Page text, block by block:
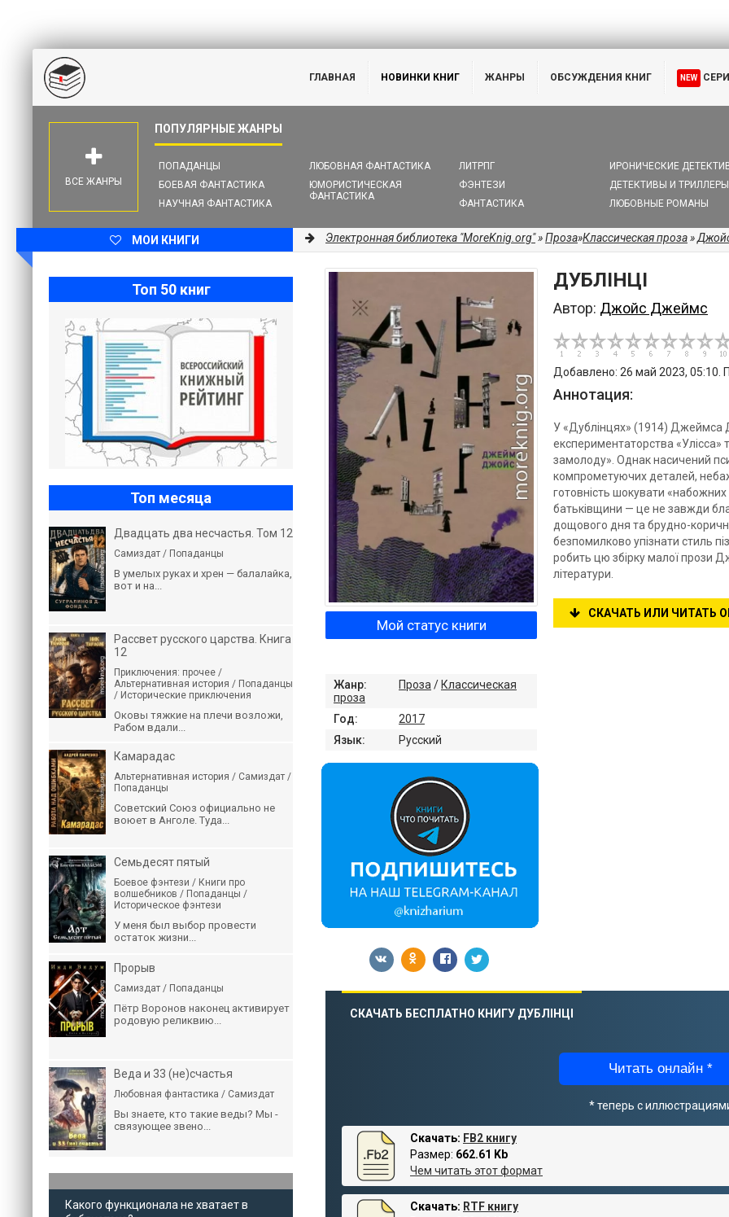
ГЛАВНАЯ НОВИНКИ КНИГ ЖАНРЫ ОБСУЖДЕНИЯ КНИГ NEW
ПОПАДАНЦЫ
БОЕВАЯ ФАНТАСТИКА
НАУЧНАЯ ФАНТАСТИКА
ЛЮБОВНАЯ ФАНТАСТИКА
ЮМОРИСТИЧЕСКАЯ
ФАНТАСТИКА
ЛИТРПГ
ФЭНТЕЗИ
ФАНТАСТИКА
ИРОНИЧЕСКИЕ
ДЕТЕКТИВЫ И ТРИЛЛЕРЫ
ЛЮБОВНЫЕ РОМАНЫ
ВСЕ ЖАНРЫ
МОИ КНИГИ Электронная библиотека "MoreKnig.org"»Проза»Классическая проза»
ДУБЛІНЦІ
Автор: Джойс Джеймс
Добавлено: 26 май 2023, 05:10.
Аннотация:
У «Дублінцях» (1914) Джеймса
експериментаторства «Улісса»
замолоду». Однак насичений
компрометуючих деталей,
готовність шокувати «набожних
батьківщини — це не завжди
дощового дня та брудно-
безпомилково упізнати стиль
робить цю збірку малої прози
літератури.
СКАЧАТЬ ИЛИ ЧИТАТЬ
Мой статус книги
Жанр: Проза / Классическая
проза
Год:
2017
Язык:
Русский
СКАЧАТЬ БЕСПЛАТНО КНИГУ ДУБЛІНЦІ
Читать онлайн *
* теперь с
Скачать: FB2 книгу
Размер: 662.61 Kb
Чем читать этот формат
Скачать: RTF книгу
Топ 50 книг
Топ месяца
Двадцать два несчастья. Том 12
Самиздат / Попаданцы
В умелых руках и хрен — балалайка,
вот и на...
Рассвет русского царства. Книга
12
Приключения: прочее /
Альтернативная история / Попаданцы
/ Исторические приключения
Оковы тяжкие на плечи возложи,
Рабом вдали...
Камарадас
Альтернативная история / Самиздат /
Попаданцы
Советский Союз официально не
воюет в Анголе. Туда...
Семьдесят пятый
Боевое фэнтези / Книги про
волшебников / Попаданцы /
Историческое фэнтези
У меня был выбор провести
остаток жизни...
Прорыв
Самиздат / Попаданцы
Пётр Воронов наконец активирует
родовую реликвию...
Веда и 33 (не)счастья
Любовная фантастика / Самиздат
Вы знаете, кто такие веды? Мы -
связующее звено...
Какого функционала не хватает в